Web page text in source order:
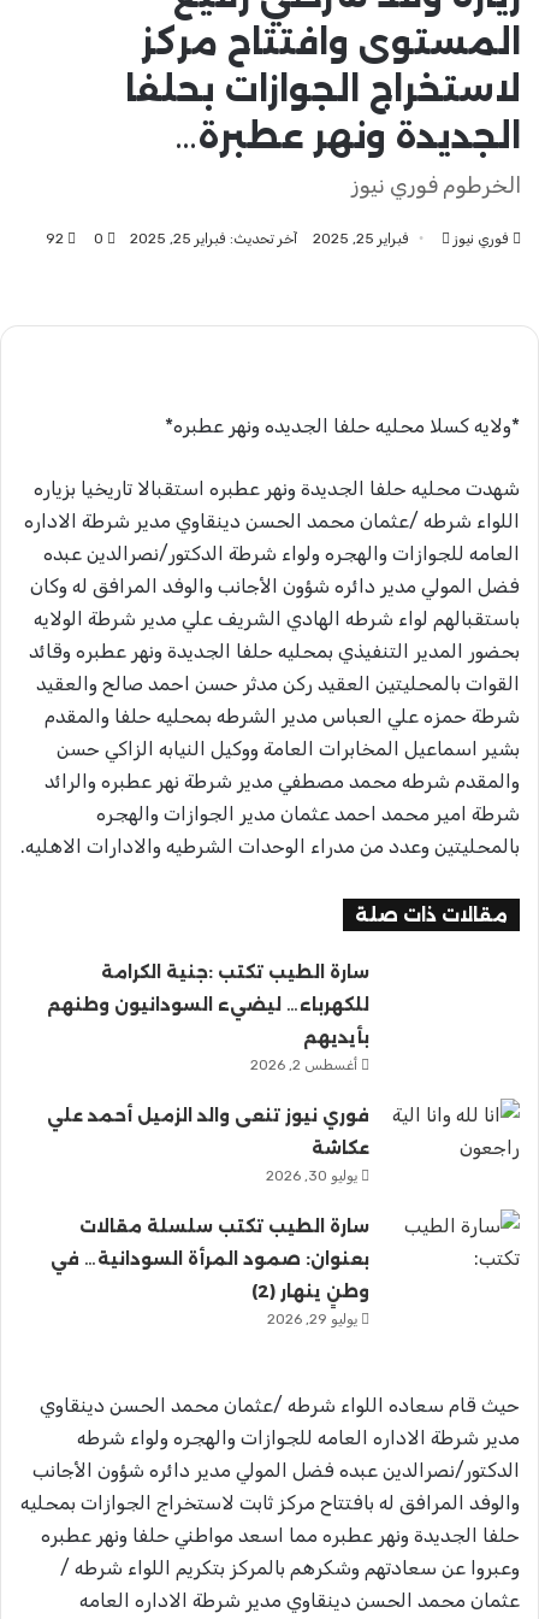
المستوى وافتتاح مركز
لاستخراج الجوازات بحلفا
الجديدة ونهر عطبرة…
الخرطوم فوري نيوز
فوري نيوز
أرسل فبراير 25, 2025 آخر تحديث: فبراير 25, 2025 0
92
*ولايه كسلا محليه حلفا الجديده ونهر عطبره*
شهدت محليه حلفا الجديدة ونهر عطبره استقبالا تاريخيا بزياره
اللواء شرطه /عثمان محمد الحسن دينقاوي مدير شرطة الاداره
العامه للجوازات والهجره ولواء شرطة الدكتور/نصرالدين عبده
فضل المولي مدير دائره شؤون الأجانب والوفد المرافق له وكان
باستقبالهم لواء شرطه الهادي الشريف علي مدير شرطة الولايه
بحضور المدير التنفيذي بمحليه حلفا الجديدة ونهر عطبره وقائد
القوات بالمحليتين العقيد ركن مدثر حسن احمد صالح والعقيد
شرطة حمزه علي العباس مدير الشرطه بمحليه حلفا والمقدم
بشير اسماعيل المخابرات العامة ووكيل النيابه الزاكي حسن
والمقدم شرطه محمد مصطفي مدير شرطة نهر عطبره والرائد
شرطة امير محمد احمد عثمان مدير الجوازات والهجره
بالمحليتين وعدد من مدراء الوحدات الشرطيه والادارات الاهليه.
مقالات ذات صلة
سارة الطيب تكتب :جنية الكرامة
للكهرباء… ليضيء السودانيون وطنهم
بأيديهم
أغسطس 2, 2026
فوري نيوز تنعى والد الزميل أحمد علي
عكاشة
يوليو 30, 2026
سارة الطيب تكتب سلسلة مقالات
بعنوان: صمود المرأة السودانية… في
وطنٍ ينهار (2)
يوليو 29, 2026
حيث قام سعاده اللواء شرطه /عثمان محمد الحسن دينقاوي
مدير شرطة الاداره العامه للجوازات والهجره ولواء شرطه
الدكتور/نصرالدين عبده فضل المولي مدير دائره شؤون الأجانب
والوفد المرافق له بافتتاح مركز ثابت لاستخراج الجوازات بمحليه
حلفا الجديدة ونهر عطبره مما اسعد مواطني حلفا ونهر عطبره
وعبروا عن سعادتهم وشكرهم بالمركز بتكريم اللواء شرطه /
عثمان محمد الحسن دينقاوي مدير شرطة الاداره العامه